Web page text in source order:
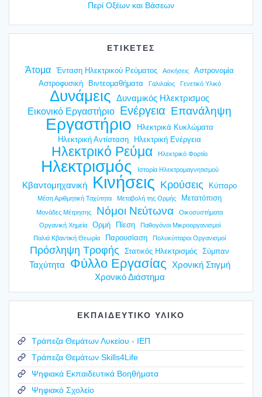
Περί Οξέ­ων και Βάσε­ων
ΕΤΙΚΕΤΕΣ
Άτομα Ένταση Ηλεκτρικού Ρεύματος Ασκήσεις
Αστρονομία
Αστροφυσική
Βιντεομαθήματα Γαλιλαίος Γενετικό Υλικό
Δυνάμεις Δυναμικός Ηλεκτρισμος
Εικονικό Εργαστήριο Ενέργεια Επανάληψη
Εργαστήριο
Ηλεκτρικά Κυκλώματα
Ηλεκτρική Αντίσταση
Ηλεκτρική Ενέργεια
Ηλεκτρικό Ρεύμα Ηλεκτρικό Φορτίο
Ηλεκτρισμός Ιστορία Ηλεκτρομαγνητισμού
Κβαντομηχανική Κινήσεις Κρούσεις Κύτταρο
Μέση Αριθμητική Ταχύτητα Μεταβολή της Ορμής Μετατόπιση
Μονάδες Μέτρησης Νόμοι Νεύτωνα
Οικοσυστήματα
Οργανική Χημεία
Ορμή Πίεση
Παθογόνοι Μικροοργανισμοί
Παλιά Κβαντική Θεωρία
Παρουσίαση Πολυκύτταροι Οργανισμοί
Πρόσληψη Τροφής Στατικός Ηλεκτρισμός Σύμπαν
Ταχύτητα Φύλλο Εργασίας
Χρονική Στιγμή
Χρονικό Διάστημα
ΕΚΠΑΙΔΕΥΤΙΚΟ ΥΛΙΚΟ
Τράπεζα Θεμάτων Λυκείου - ΙΕΠ
Τράπεζα Θεμάτων Skills4Life
Ψηφιακά Εκπαιδευτικά Βοηθήματα
Ψηφιακό Σχολείο